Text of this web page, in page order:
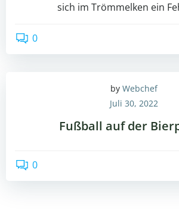
sich im Trömmelken ein
0
by Webchef
Juli 30, 2022
Fußball auf der
0